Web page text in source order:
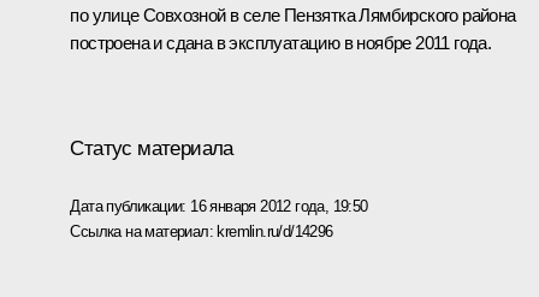
по улице Совхозной в селе Пензятка Лямбирского района
построена и сдана в эксплуатацию в ноябре 2011 года.
Статус материала
Дата публикации: 16 января 2012 года, 19:50
Ссылка на материал:kremlin.ru/d/14296